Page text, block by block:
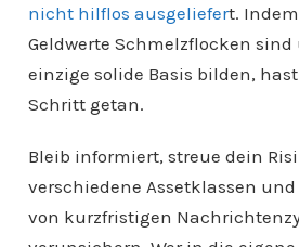
nicht hilflos ausgeliefert.
Geldwerte Schmelzflocken
einzige solide Basis bilden,
Schritt getan.
Bleib informiert, streue dein
verschiedene Assetklassen
von kurzfristigen